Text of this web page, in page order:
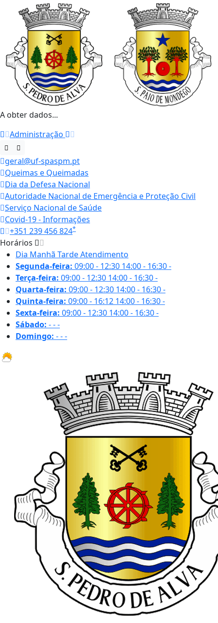
A obter dados...
Administração
geral@uf-spaspm.pt
Queimas e Queimadas
Dia da Defesa Nacional
Autoridade Nacional de Emergência e Proteção Civil
Serviço Nacional de Saúde
Covid-19 - Informações
+351 239 456 824*
Horários
Dia Manhã TardeAtendimento
Segunda-feira: 09:00 - 12:30 14:00 - 16:30-
Terça-feira: 09:00 - 12:30 14:00 - 16:30-
Quarta-feira: 09:00 - 12:30 14:00 - 16:30-
Quinta-feira: 09:00 - 16:12 14:00 - 16:30-
Sexta-feira: 09:00 - 12:30 14:00 - 16:30-
Sábado: ---
Domingo: ---